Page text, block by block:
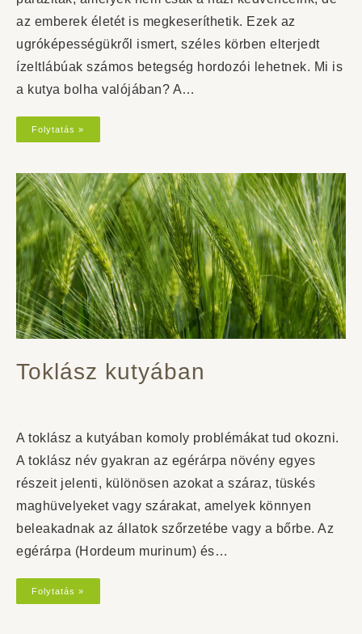
az emberek életét is megkeseríthetik. Ezek az
ugróképességükről ismert, széles körben elterjedt
ízeltlábúak számos betegség hordozói lehetnek. Mi is
a kutya bolha valójában? A…
Folytatás »
Toklász kutyában
A toklász a kutyában komoly problémákat tud okozni.
A toklász név gyakran az egérárpa növény egyes
részeit jelenti, különösen azokat a száraz, tüskés
maghüvelyeket vagy szárakat, amelyek könnyen
beleakadnak az állatok szőrzetébe vagy a bőrbe. Az
egérárpa (Hordeum murinum) és…
Folytatás »